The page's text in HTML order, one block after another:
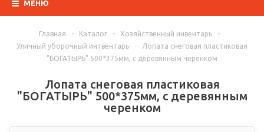
МЕНЮ
Главная - Каталог - Хозяйственный инвентарь
-
Уличный уборочный интвентарь
-
Лопата снеговая пластиковая
"БОГАТЫРЬ" 500*375мм, с деревянным черенком
Лопата снеговая пластиковая
"БОГАТЫРЬ" 500*375мм, с деревянным
черенком